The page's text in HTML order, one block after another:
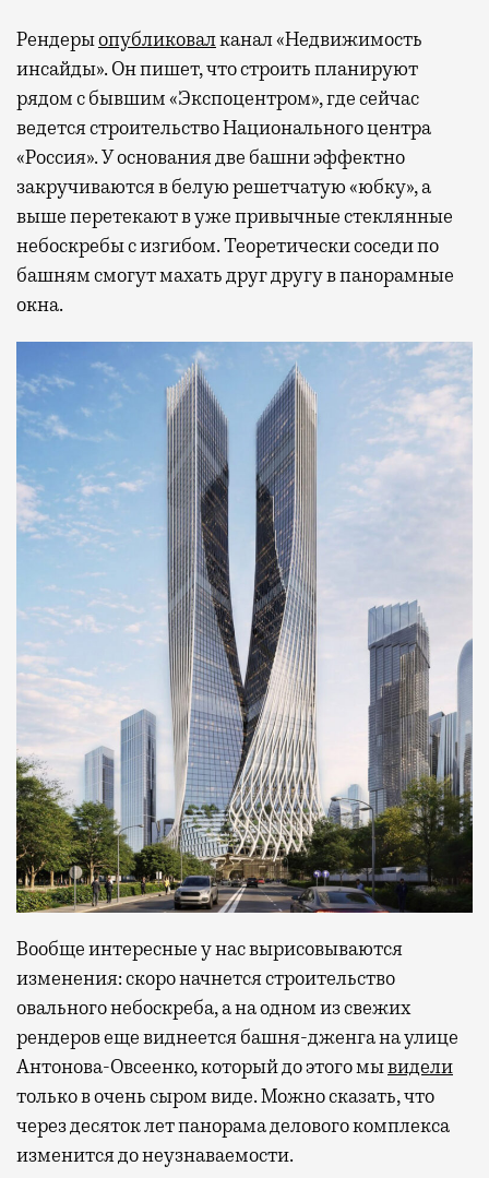
Рендерыопубликовалканал «Недвижимость
инсайды». Он пишет, что строить планируют
рядом с бывшим «Экспоцентром», где сейчас
ведется строительство Национального центра
«Россия». У основания две башни эффектно
закручиваются в белую решетчатую «юбку», а
выше перетекают в уже привычные стеклянные
небоскребы с изгибом. Теоретически соседи по
башням смогут махать друг другу в панорамные
окна.
Вообще интересные у нас вырисовываются
изменения: скоро начнется строительство
овального небоскреба, а на одном из свежих
рендеров еще виднеется башня-дженга на улице
Антонова-Овсеенко, который до этого мывидели
только в очень сыром виде. Можно сказать, что
через десяток лет панорама делового комплекса
изменится до неузнаваемости.